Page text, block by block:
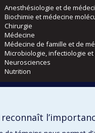
Anesthésiologie et de
Biochimie et médecine
Chirurgie
Médecine
Médecine de famille et de
Microbiologie, infectiologie
Neurosciences
Nutrition
Orthophonie et audiologie
reconnaît